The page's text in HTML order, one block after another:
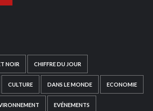
NOIR CHIFFRE DU JOUR
CULTURE DANS LE MONDE ECONOMIE
EVÉNEMENTS